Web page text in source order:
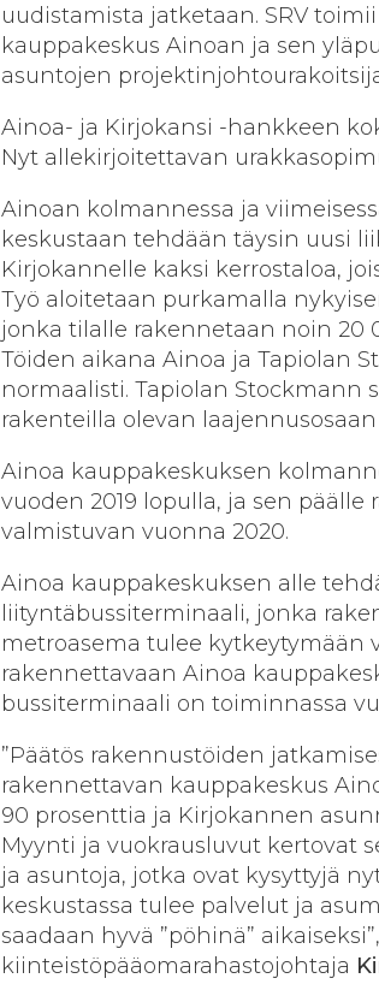
uudistamista jatketaan. SRV
kauppakeskus Ainoan ja sen
asuntojen
Ainoa- ja Kirjokansi -hankkeen
Nyt allekirjoitettavan
Ainoan kolmannessa ja
keskustaan tehdään täysin uusi
Kirjokannelle kaksi kerrostaloa,
Työ aloitetaan purkamalla
jonka tilalle rakennetaan noin 20
Töiden aikana Ainoa ja Tapiolan
normaalisti. Tapiolan Stockmann
rakenteilla olevan laajennusosaan
Ainoa kauppakeskuksen
vuoden 2019 lopulla, ja sen
valmistuvan vuonna 2020.
Ainoa kauppakeskuksen alle
liityntäbussiterminaali, jonka
metroasema tulee
rakennettavaan Ainoa
bussiterminaali on toiminnassa
”Päätös rakennustöiden
rakennettavan kauppakeskus
90 prosenttia ja Kirjokannen
Myynti ja vuokrausluvut kertovat
ja asuntoja, jotka ovat kysyttyjä
keskustassa tulee palvelut ja
saadaan hyvä ”pöhinä”
kiinteistöpääomarahastojohtaja